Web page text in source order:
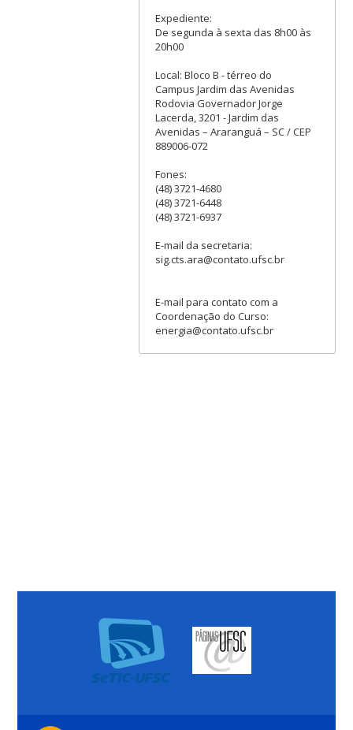
Expediente:
De segunda à sexta das 8h00 às
20h00
Local: Bloco B - térreo do
Campus Jardim das Avenidas
Rodovia Governador Jorge
Lacerda, 3201 - Jardim das
Avenidas – Araranguá – SC / CEP
889006-072
Fones:
(48) 3721-4680
(48) 3721-6448
(48) 3721-6937
E-mail da secretaria:
sig.cts.ara@contato.ufsc.br
E-mail para contato com a
Coordenação do Curso:
energia@contato.ufsc.br